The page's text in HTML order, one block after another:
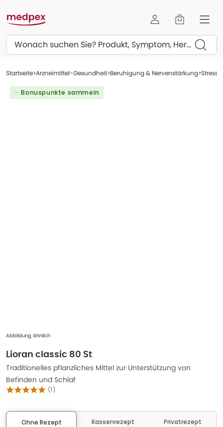
Suchen
Startseite Arzneimittel-Gesundheit Beruhigung & Nervenstärkung Stress
··· Bonuspunkte sammeln
Abbildung ähnlich
Lioran classic 80 St
Traditionelles pflanzliches Mittel zur Unterstützung von
Befinden und Schlaf
(1)
Ohne Rezept Kassenrezept Privatrezept